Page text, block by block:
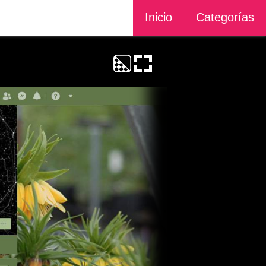
Inicio Categorías